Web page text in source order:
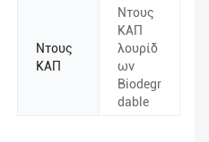
Ντους
ΚΑΠ
Ντους
ΚΑΠ
λουρίδ
ων
Biodegr
dable